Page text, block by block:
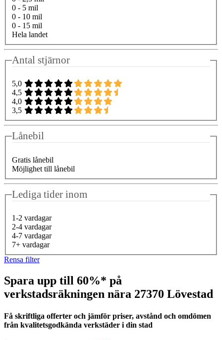
0 - 5 mil
0 - 10 mil
0 - 15 mil
Hela landet
Antal stjärnor
5,0
4,5
4,0
3,5
Lånebil
Gratis lånebil
Möjlighet till lånebil
Lediga tider inom
1-2 vardagar
2-4 vardagar
4-7 vardagar
7+ vardagar
Rensa filter
Spara upp till 60%* på
verkstadsräkningen nära 27370 Lövestad
Få skriftliga offerter och jämför priser, avstånd och omdömen
från kvalitetsgodkända verkstäder i din stad